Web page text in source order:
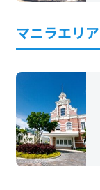
マニラエリア